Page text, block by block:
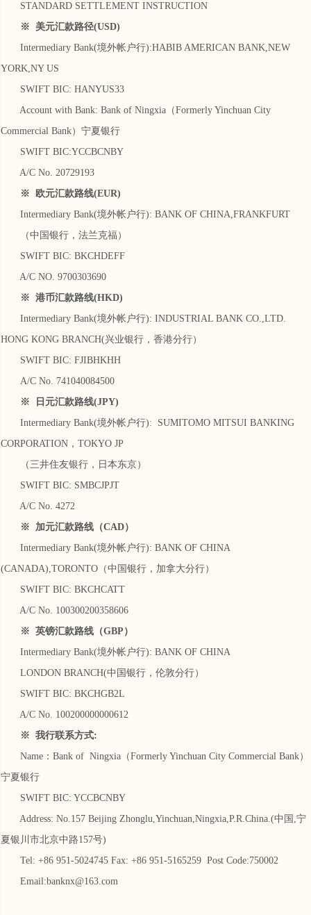
STANDARD SETTLEMENT INSTRUCTION
※ 美元汇款路径(USD)
Intermediary Bank(境外帐户行):HABIB AMERICAN BANK,NEW
YORK,NY US
SWIFT BIC: HANYUS33
Account with Bank: Bank of Ningxia（Formerly Yinchuan City
Commercial Bank）宁夏银行
SWIFT BIC:YCCBCNBY
A/C No. 20729193
※ 欧元汇款路线(EUR)
Intermediary Bank(境外帐户行): BANK OF CHINA,FRANKFURT
（中国银行，法兰克福）
SWIFT BIC: BKCHDEFF
A/C NO. 9700303690
※ 港币汇款路线(HKD)
Intermediary Bank(境外帐户行): INDUSTRIAL BANK CO.,LTD.
HONG KONG BRANCH(兴业银行，香港分行）
SWIFT BIC: FJIBHKHH
A/C No. 741040084500
※ 日元汇款路线(JPY)
Intermediary Bank(境外帐户行): SUMITOMO MITSUI BANKING
CORPORATION，TOKYO JP
（三井住友银行，日本东京）
SWIFT BIC: SMBCJPJT
A/C No. 4272
※ 加元汇款路线（CAD）
Intermediary Bank(境外帐户行): BANK OF CHINA
(CANADA),TORONTO（中国银行，加拿大分行）
SWIFT BIC: BKCHCATT
A/C No. 100300200358606
※ 英镑汇款路线（GBP）
Intermediary Bank(境外帐户行): BANK OF CHINA
LONDON BRANCH(中国银行，伦敦分行）
SWIFT BIC: BKCHGB2L
A/C No. 100200000000612
※ 我行联系方式:
Name：Bank of Ningxia（Formerly Yinchuan City Commercial Bank）
宁夏银行
SWIFT BIC: YCCBCNBY
Address: No.157 Beijing Zhonglu,Yinchuan,Ningxia,P.R.China.(中国,宁
夏银川市北京中路157号)
Tel: +86 951-5024745 Fax: +86 951-5165259 Post Code:750002
Email:banknx@163.com